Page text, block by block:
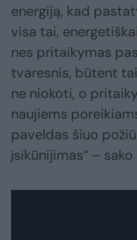
energiją, kad
visa tai,
nes pritaikymas
tvaresnis, būtent
ne niokoti, o
naujiems
paveldas šiuo
įsikūnijimas“ –